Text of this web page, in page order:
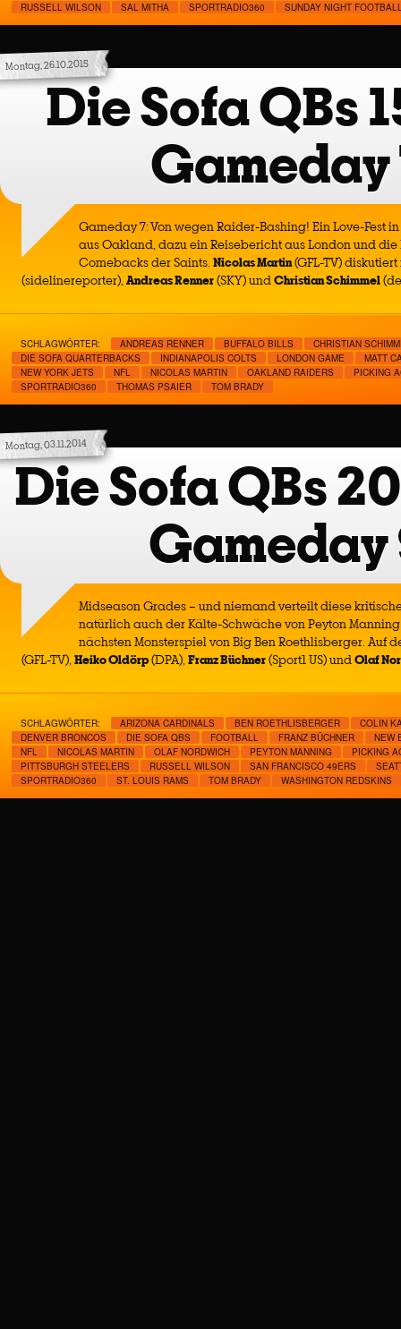
RUSSELL WILSON
SAL MITHA SPORTRADIO360 SUNDAY NIGHT
Montag, 26.10.2015
Die Sofa QBs
Gameday
Gameday 7: Von wegen Raider-Bashing! Ein Love-Fest
aus Oakland, dazu ein Reisebericht aus London und
Comebacks der Saints.Nicolas Martin(GFL-TV)
(sidelinereporter), Andreas Renner(SKY) undChristian Schimmel
SCHLAGWÖRTER: ANDREAS RENNER BUFFALO BILLS
CHRISTIAN
DIE SOFA QUARTERBACKS
INDIANAPOLIS COLTS LONDON GAME
MATT
NEW YORK JETS
NFL NICOLAS MARTIN OAKLAND RAIDERS
PICKING
SPORTRADIO360
THOMAS PSAIER TOM BRADY
Montag, 03.11.2014
Die Sofa QBs
Gameday
Midseason Grades – und niemand verteilt diese
natürlich auch der Kälte-Schwäche von Peyton
nächsten Monsterspiel von Big Ben Roethlisberger. Auf
(GFL-TV), Heiko Oldörp(DPA), Franz Büchner(Sport1 US) undOlaf
SCHLAGWÖRTER: ARIZONA CARDINALS BEN ROETHLISBERGER
COLIN
DENVER BRONCOS
DIE SOFA QBS FOOTBALL FRANZ BÜCHNER
NEW
NFL
NICOLAS MARTIN OLAF NORDWICH PEYTON MANNING
PICKING
PITTSBURGH STEELERS
RUSSELL WILSON SAN FRANCISCO 49ERS
SPORTRADIO360
ST. LOUIS RAMS TOM BRADY WASHINGTON REDSKINS